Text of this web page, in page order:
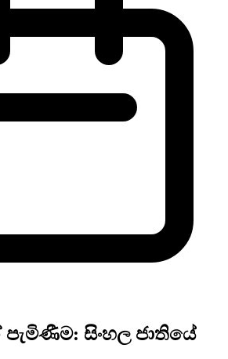
සිංහල ජාතියේ